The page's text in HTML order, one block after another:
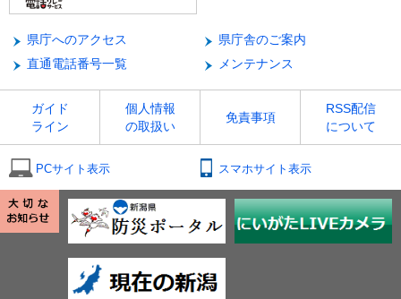
県庁へのアクセス
県庁舎のご案内
直通電話番号一覧
メンテナンス
ガイド
ライン
個人情報
の取扱い
免責事項
RSS配信
について
PCサイト表示 スマホサイト表示